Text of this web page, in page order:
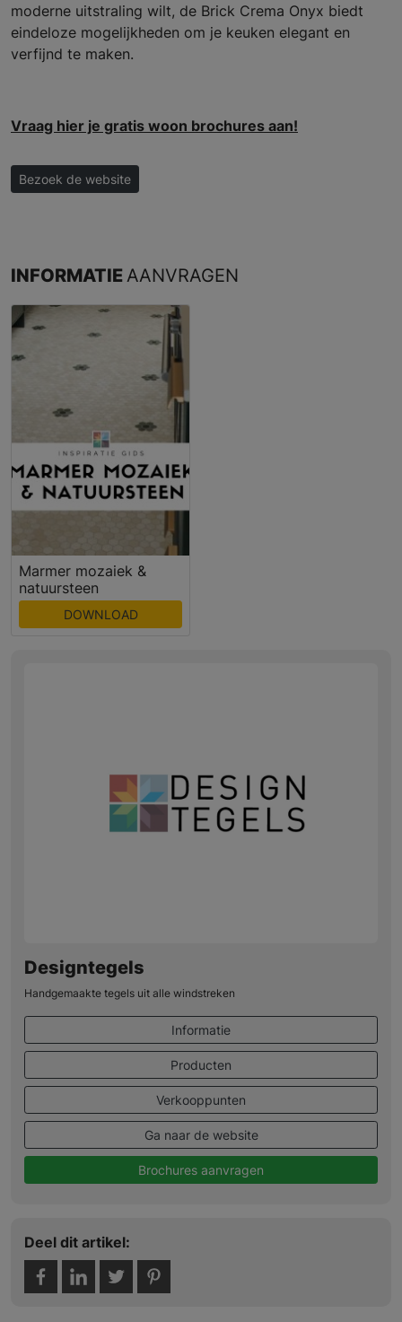
moderne uitstraling wilt, de Brick Crema Onyx biedt
eindeloze mogelijkheden om je keuken elegant en
verfijnd te maken.
Vraag hier je gratis woon brochures aan!
Bezoek de website
INFORMATIEAANVRAGEN
Marmer mozaiek &
natuursteen
DOWNLOAD
Designtegels
Handgemaakte tegels uit alle windstreken
Informatie
Producten
Verkooppunten
Ga naar de website
Brochures aanvragen
Deel dit artikel: